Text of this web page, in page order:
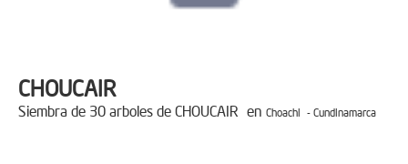
CHOUCAIR
Siembra de 30 arboles de CHOUCAIR en Choachi - Cundinamarca